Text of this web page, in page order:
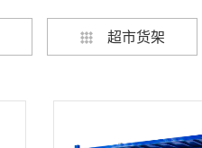
超市货架